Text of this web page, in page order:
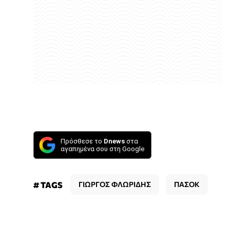
Πρόσθεσε το Dnews στα
αγαπημένα σου στη Google
# TAGS ΓΙΩΡΓΟΣ ΦΛΩΡΙΔΗΣ ΠΑΣΟΚ